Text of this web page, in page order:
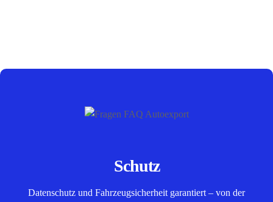
Schutz
Datenschutz und Fahrzeugsicherheit garantiert – von der